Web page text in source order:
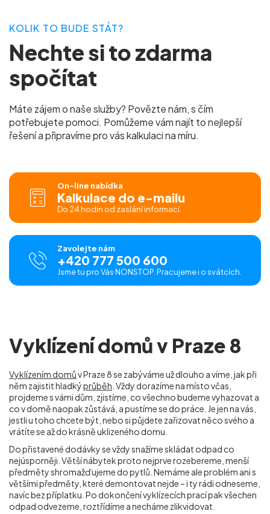
KOLIK TO BUDE STÁT?
Nechte si to zdarma
spočítat
Máte zájem o naše služby? Povězte nám, s čím
potřebujete pomoci. Pomůžeme vám najít to nejlepší
řešení a připravíme pro vás kalkulaci na míru.
On-line nabídka
Kalkulace do e-mailu
Do 24 hodin od zaslání informací.
Zavolejte nám
+420 777 500 600
Jsme tu pro Vás NONSTOP. Pracujeme i o svátcích.
Vyklízení domů v Praze 8
Vyklízením domův Praze 8 se zabýváme už dlouho a víme, jak při
něm zajistit hladkýprůběh . Vždy dorazíme na místo včas,
projdeme s vámi dům, zjistíme, co všechno budeme vyhazovat a
co v domě naopak zůstává, a pustíme se do práce. Je jen na vás,
jestli u toho chcete být, nebo si půjdete zařizovat něco svého a
vrátíte se až do krásně uklizeného domu.
Do přistavené dodávky se vždy snažíme skládat odpad co
nejúsporněji. Větší nábytek proto nejprve rozebereme, menší
předměty shromažďujeme do pytlů. Nemáme ale problém ani s
většími předměty, které demontovat nejde – i ty rádi odneseme,
navíc bez příplatku. Po dokončení vyklízecích prací pak všechen
odpad odvezeme, roztřídíme a necháme zlikvidovat.